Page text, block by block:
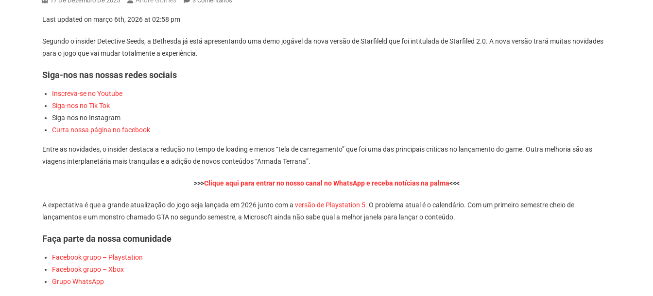
Está
Last updated on março 6th, 2026 at 02:58 pm
Segundo o insider Detective Seeds, a Bethesda já está apresentando uma demo jogável da nova versão de Starfileld que foi intitulada de Starfiled 2.0. A nova versão trará muitas novidades
para o jogo que vai mudar totalmente a experiência.
Siga-nos nas nossas redes sociais
Inscreva-se no Youtube
Siga-nos no Tik Tok
Siga-nos no Instagram
Curta nossa página no facebook
Entre as novidades, o insider destaca a redução no tempo de loading e menos “tela de carregamento” que foi uma das principais criticas no lançamento do game. Outra melhoria são as
viagens interplanetária mais tranquilas e a adição de novos conteúdos “Armada Terrana”.
>>>Clique aqui para entrar no nosso canal no WhatsApp e receba notícias na palma<<<
A expectativa é que a grande atualização do jogo seja lançada em 2026 junto com a versão de Playstation 5. O problema atual é o calendário. Com um primeiro semestre cheio de
lançamentos e um monstro chamado GTA no segundo semestre, a Microsoft ainda não sabe qual a melhor janela para lançar o conteúdo.
Faça parte da nossa comunidade
Facebook grupo – Playstation
Facebook grupo – Xbox
Grupo WhatsApp